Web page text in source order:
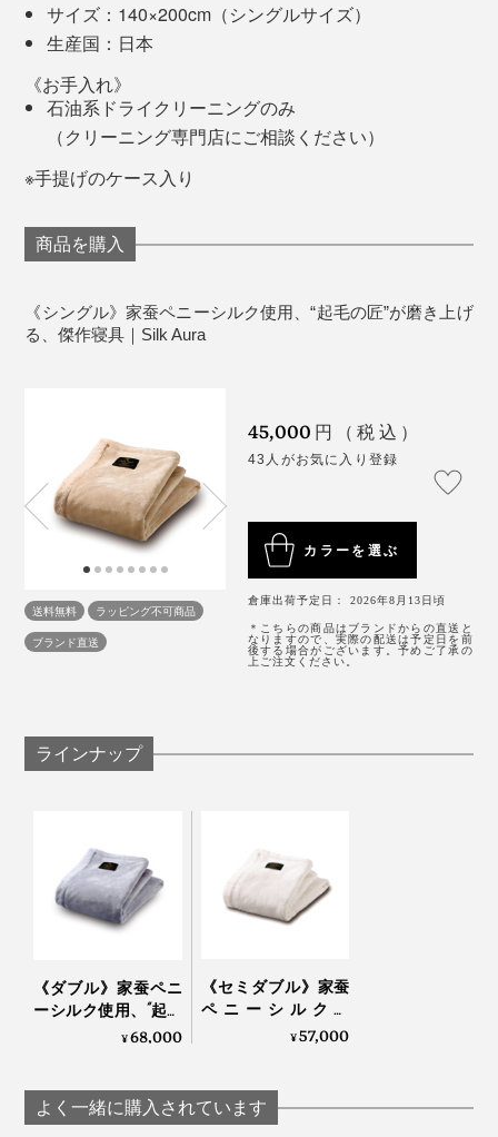
長く快適に使える贈り物として、両親の誕生日祝い、引
てもらえるはずです！
春は上にかける布団を薄くして。夏も、エアコンをかけ
るなら『Silk Aura』1枚でちょうどいい。毛布は冬だけ
のものと思い込んでいましたが、『Silk Aura』は、もう
1枚の皮膚のような感覚で一年中使えます。
「将来寝たきりになったら、これを買おうかな」と思っ
たりもしましたが、やっぱり元の毛布には戻れない。
「365日このとろけるような贅沢感が味わえるのであれ
「早く買わなきゃ！」と脳内変換されてます（笑）
サイズ：140×200cm（シングルサイズ）
生産国：日本
《お手入れ》
石油系ドライクリーニングのみ
（クリーニング専門店にご相談ください）
※手提げのケース入り
商品を購入
《シングル》家蚕ペニーシルク使用、“起毛の匠”が磨き上げ
る、傑作寝具｜Silk Aura
送料無料
ラッピング不可商品
ブランド直送
45,000 円（税込）
43人がお気に入り登録
カラーを選ぶ
倉庫出荷予定日： 2026年8月13日頃
＊こちらの商品はブランドからの直送と
なりますので、実際の配送は予定日を前
後する場合がございます。予めご了承の
上ご注文ください。
ラインナップ
《ダブル》家蚕ペニ
ーシルク使用、“起毛
の匠”が磨き上げる、
¥68,000
《セミダブル》家蚕
ペニーシルク使
用、“起毛の匠”が磨
¥57,000
よく一緒に購入されています